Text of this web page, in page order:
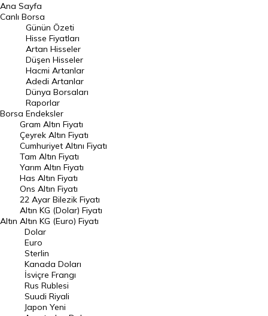
BIST 100 Hisseleri
En Çok Artan Hisseler
En Çok Düşen Hisseler
Hacmi Artanlar
Geçmiş Kapanışlar
Dünya Borsaları
Raporlar
Endeksler
DÖVİZ
Döviz Kuru
Dolar Kuru
Euro Kuru
Pound Kuru
Frank Kuru
Riyal Kuru
Avustralya Doları
Ana Sayfa
Canlı Borsa
Borsa
Günün Özeti
Hisse Fiyatları
Artan Hisseler
Düşen Hisseler
Hacmi Artanlar
Adedi Artanlar
Dünya Borsaları
Raporlar
Endeksler
Altın
Gram Altın Fiyatı
Çeyrek Altın Fiyatı
Cumhuriyet Altını Fiyatı
Tam Altın Fiyatı
Yarım Altın Fiyatı
Has Altın Fiyatı
Ons Altın Fiyatı
22 Ayar Bilezik Fiyatı
Altın KG (Dolar) Fiyatı
Altın KG (Euro) Fiyatı
Dolar
Euro
Sterlin
Kanada Doları
İsviçre Frangı
Rus Rublesi
Suudi Riyali
Japon Yeni